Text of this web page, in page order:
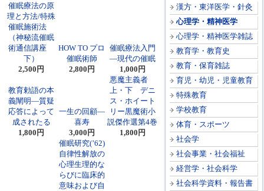
漢方・東洋医学・針灸
心理学・精神医学
心理学・精神医学雑誌
教育学・教育史
教育・保育雑誌
育児・幼児・児童教育
特殊教育
学校教育
体育・スポーツ
社会学
社会事業・社会福祉
経営学・社会科学
社会科学資料・報告書
催眠療法の原
理と方法/特殊
催眠施術法
（神秘流催眠
術通信講座
下）
2,500円
HOW TO プロ
催眠術師
2,800円
催眠療法入門
―現代の催眠
1,000円
教育勅語の本
義闡明―質疑
応答によって
成されたる
1,800円
一生の回顧―
喜寿
3,000円
悪魔主義者
上・下 デニ
ス・ホイート
リー黒魔術小
説傑作選第4巻
1,800円
催眠研究(’62)
自律性解放の
心理生理的な
らびに臨床的
意味および自